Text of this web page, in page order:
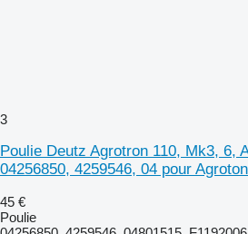
3
Poulie Deutz Agrotron 110, Mk3, 6,
04256850, 4259546, 04 pour
45 €
Poulie